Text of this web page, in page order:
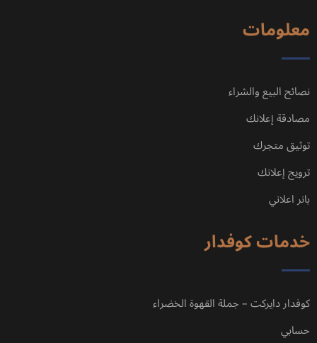
معلومات
نصائح البيع والشراء
مصادقة إعلانك
توثيق متجرك
ترويج إعلانك
بانر اعلاني
خدمات كوفدار
كوفدار دايركت – جملة القهوة الخضراء
حسابي